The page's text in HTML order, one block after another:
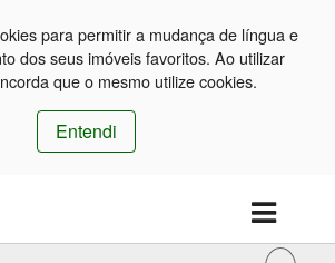
para permitir a mudança de língua e
dos seus imóveis favoritos. Ao utilizar
que o mesmo utilize cookies.
Entendi